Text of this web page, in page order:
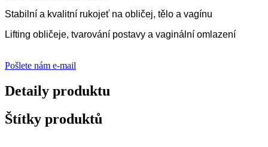
Stabilní a kvalitní rukojeť na obličej, tělo a vagínu
Lifting obličeje, tvarování postavy a vaginální omlazení
Pošlete nám e-mail
Detaily produktu
Štítky produktů